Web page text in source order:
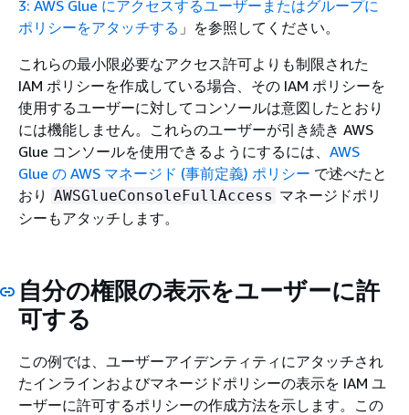
3: AWS Glue にアクセスするユーザーまたはグループに
ポリシーをアタッチする 」を参照してください。
これらの最小限必要なアクセス許可よりも制限された
IAM ポリシーを作成している場合、その IAM ポリシーを
使用するユーザーに対してコンソールは意図したとおり
には機能しません。これらのユーザーが引き続き AWS
Glue コンソールを使用できるようにするには、 AWS
Glue の AWS マネージド (事前定義) ポリシー で述べたと
おり AWSGlueConsoleFullAccess マネージドポリ
シーもアタッチします。
自分の権限の表示をユーザーに許
可する
この例では、ユーザーアイデンティティにアタッチされ
たインラインおよびマネージドポリシーの表示を IAM ユ
ーザーに許可するポリシーの作成方法を示します。この